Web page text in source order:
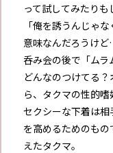
って試してみたりも
「俺を誘うんじゃ
意味なんだろうけ
呑み会の後で「ム
どんなのつけてる
ら、タクマの性的嗜
セクシーな下着は
を高めるためのも
えたタクマ。